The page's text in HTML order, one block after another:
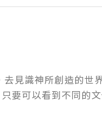
見識神所創造的世
要可以看到不同的